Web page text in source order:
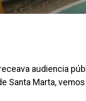
audiencia
Santa Marta,